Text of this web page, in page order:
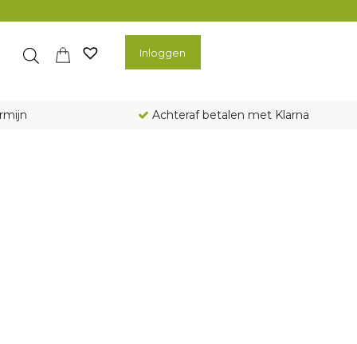
Inloggen
Achteraf betalen met Klarna